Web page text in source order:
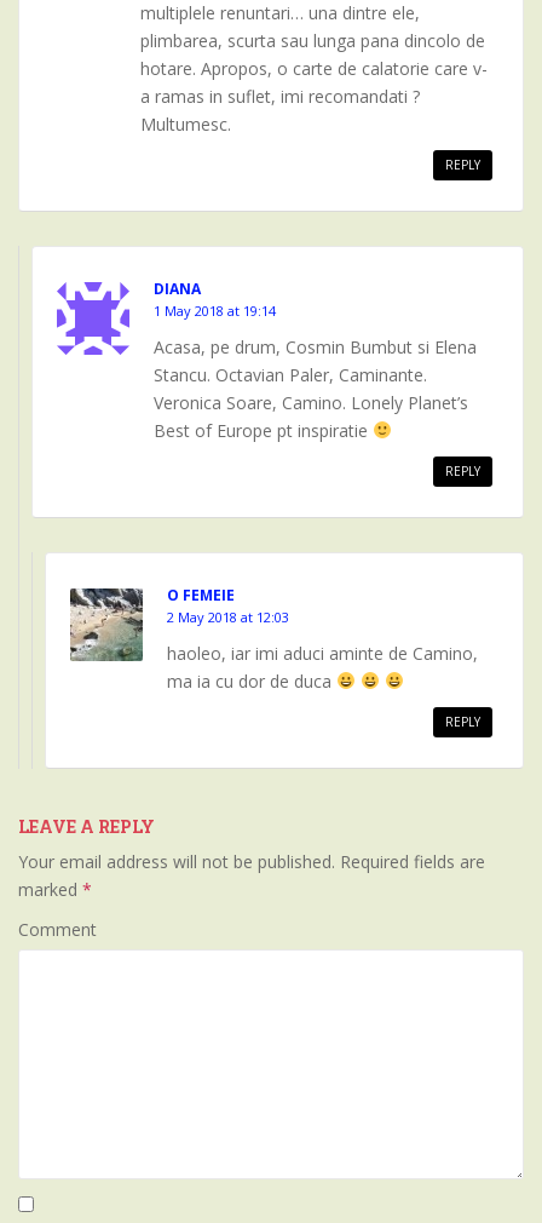
multiplele renuntari… una dintre ele,
plimbarea, scurta sau lunga pana dincolo de
hotare. Apropos, o carte de calatorie care v-
a ramas in suflet, imi recomandati ?
Multumesc.
REPLY
DIANA
1 May 2018 at 19:14
Acasa, pe drum, Cosmin Bumbut si Elena
Stancu. Octavian Paler, Caminante.
Veronica Soare, Camino. Lonely Planet’s
Best of Europe pt inspiratie
REPLY
O FEMEIE
2 May 2018 at 12:03
haoleo, iar imi aduci aminte de Camino,
ma ia cu dor de duca
REPLY
LEAVE A REPLY
Your email address will not be published. Required fields are
marked *
Comment